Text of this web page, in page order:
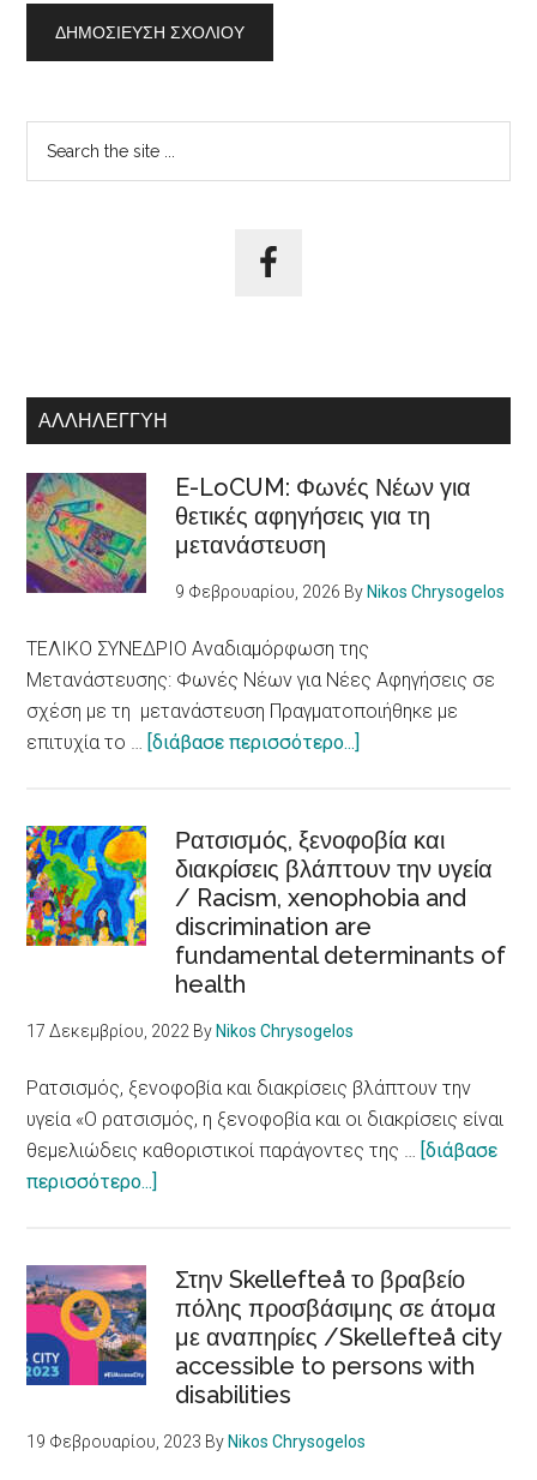
Αρχική
Πλευρική
ΑΛΛΗΛΕΓΓΎΗ
E-LoCUM: Φωνές Νέων για
θετικές αφηγήσεις για τη
μετανάστευση
9 Φεβρουαρίου, 2026 By Nikos Chrysogelos
ΤΕΛΙΚΟ ΣΥΝΕΔΡΙΟ Αναδιαμόρφωση της
Μετανάστευσης: Φωνές Νέων για Νέες Αφηγήσεις σε
σχέση με τη μετανάστευση Πραγματοποιήθηκε με
επιτυχία το … [διάβασε περισσότερο...]
Φωνές
Νέων
για
θετικές
αφηγήσεις
Ρατσισμός, ξενοφοβία και
διακρίσεις βλάπτουν την υγεία
/ Racism, xenophobia and
discrimination are
fundamental determinants of
health
17 Δεκεμβρίου, 2022 By Nikos Chrysogelos
Ρατσισμός, ξενοφοβία και διακρίσεις βλάπτουν την
υγεία «Ο ρατσισμός, η ξενοφοβία και οι διακρίσεις είναι
θεμελιώδεις καθοριστικοί παράγοντες της … [διάβασε
περισσότερο...]
και
διακρίσεις
βλάπτουν
την
υγεία
/
Στην Skellefteå το βραβείο
πόλης προσβάσιμης σε άτομα
με αναπηρίες /Skellefteå city
accessible to persons with
disabilities
19 Φεβρουαρίου, 2023 By Nikos Chrysogelos